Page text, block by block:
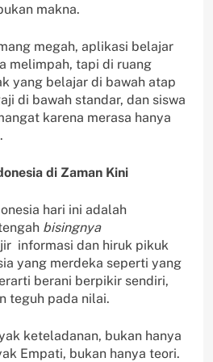
makna.
megah, aplikasi belajar
melimpah, tapi di ruang
yang belajar di bawah atap
di bawah standar, dan siswa
karena merasa hanya
di Zaman Kini
hari ini adalah
bisingnya
informasi dan hiruk pikuk
yang merdeka seperti yang
berani berpikir sendiri,
teguh pada nilai.
keteladanan, bukan hanya
Empati, bukan hanya teori.